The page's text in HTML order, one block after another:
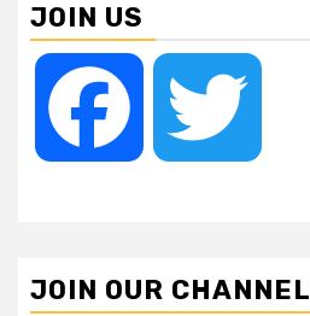
JOIN US
Facebook
JOIN OUR CHANNEL